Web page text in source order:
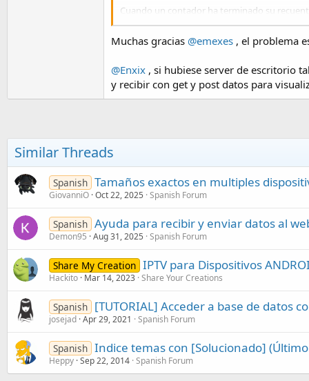
Cuando un contador ha terminado su
recuentos y volver a cargarla en el sistema
cambio en el valor de las existencias
antiguos y nuevos. La fecha del último
dedique una hora a la semana a comprobar
Jajaja, solíamos hacerlo con lápiz, papel y
anotar las cantidades contadas. Lo mismo
el que no haya nada que hacer).
El inglés original:
tempted to take shortcuts. Ideally each list
aren't stepping on each others' toes, eg
back to the main system where it can be
used to help decided which items should be
Lol we used to do this with pen, paper and
Muchas gracias @emexes , el problema
@Enxix , si hubiese server de escritorio
y recibir con get y post datos para
Similar Threads
Spanish Tamaños exactos en multiples
GiovanniO Oct 22, 2025 Spanish Forum
Spanish Ayuda para recibir y enviar datos al
Demon95 Aug 31, 2025 Spanish Forum
Share My Creation IPTV para Dispositivos
Hackito Mar 14, 2023 Share Your Creations
Spanish [TUTORIAL] Acceder a base de datos
josejad Apr 29, 2021 Spanish Forum
Spanish Indice temas con [Solucionado]
Heppy Sep 22, 2014 Spanish Forum